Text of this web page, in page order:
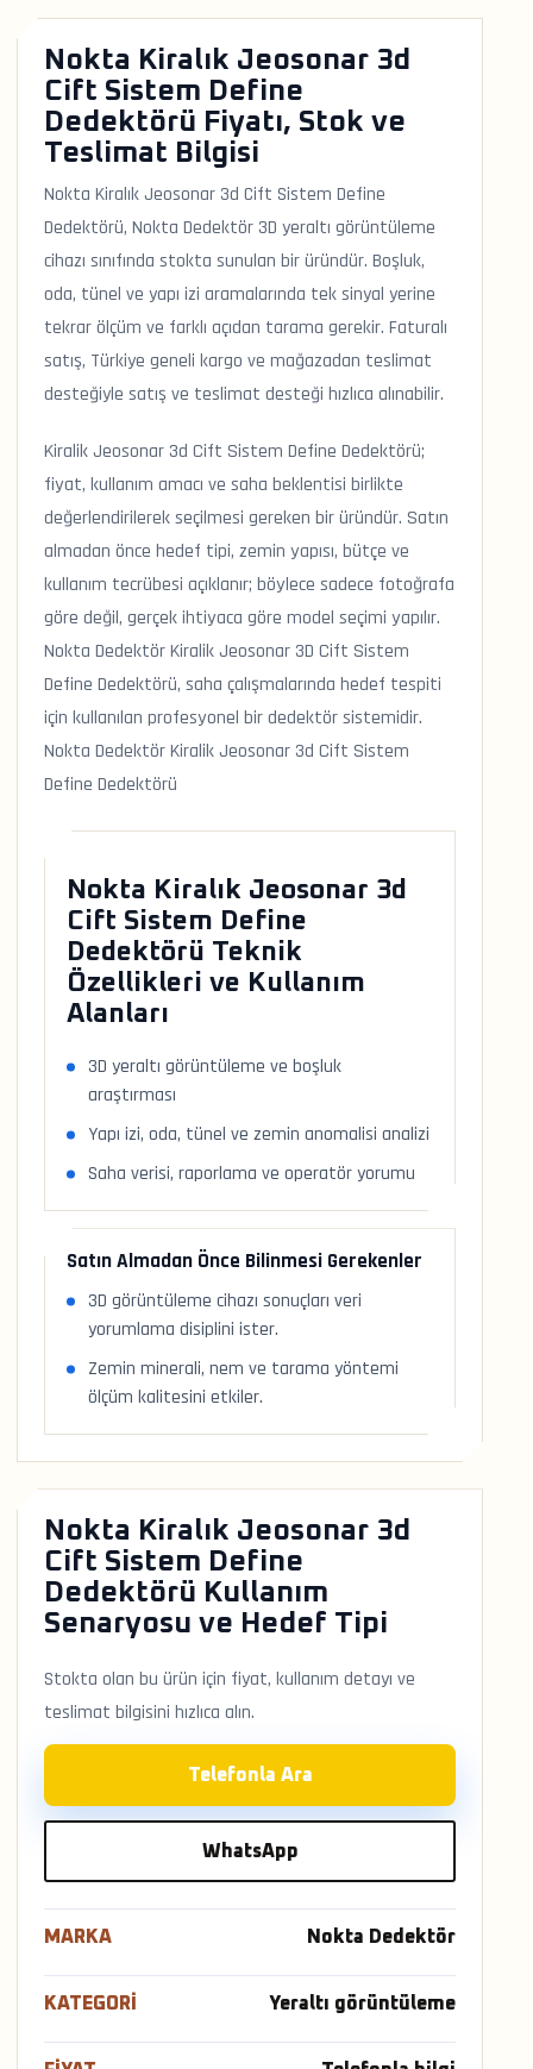
Nokta Kiralık Jeosonar 3d
Cift Sistem Define
Dedektörü Fiyatı, Stok ve
Teslimat Bilgisi
Nokta Kiralık Jeosonar 3d Cift Sistem Define
Dedektörü, Nokta Dedektör 3D yeraltı görüntüleme
cihazı sınıfında stokta sunulan bir üründür. Boşluk,
oda, tünel ve yapı izi aramalarında tek sinyal yerine
tekrar ölçüm ve farklı açıdan tarama gerekir. Faturalı
satış, Türkiye geneli kargo ve mağazadan teslimat
desteğiyle satış ve teslimat desteği hızlıca alınabilir.
Kiralik Jeosonar 3d Cift Sistem Define Dedektörü;
fiyat, kullanım amacı ve saha beklentisi birlikte
değerlendirilerek seçilmesi gereken bir üründür. Satın
almadan önce hedef tipi, zemin yapısı, bütçe ve
kullanım tecrübesi açıklanır; böylece sadece fotoğrafa
göre değil, gerçek ihtiyaca göre model seçimi yapılır.
Nokta Dedektör Kiralik Jeosonar 3D Cift Sistem
Define Dedektörü, saha çalışmalarında hedef tespiti
için kullanılan profesyonel bir dedektör sistemidir.
Nokta Dedektör Kiralik Jeosonar 3d Cift Sistem
Define Dedektörü
Nokta Kiralık Jeosonar 3d
Cift Sistem Define
Dedektörü Teknik
Özellikleri ve Kullanım
Alanları
3D yeraltı görüntüleme ve boşluk
araştırması
Yapı izi, oda, tünel ve zemin anomalisi analizi
Saha verisi, raporlama ve operatör yorumu
Satın Almadan Önce Bilinmesi Gerekenler
3D görüntüleme cihazı sonuçları veri
yorumlama disiplini ister.
Zemin minerali, nem ve tarama yöntemi
ölçüm kalitesini etkiler.
Nokta Kiralık Jeosonar 3d
Cift Sistem Define
Dedektörü Kullanım
Senaryosu ve Hedef Tipi
Stokta olan bu ürün için fiyat, kullanım detayı ve
teslimat bilgisini hızlıca alın.
Telefonla Ara
WhatsApp
MARKA Nokta Dedektör
KATEGORI Yeraltı görüntüleme